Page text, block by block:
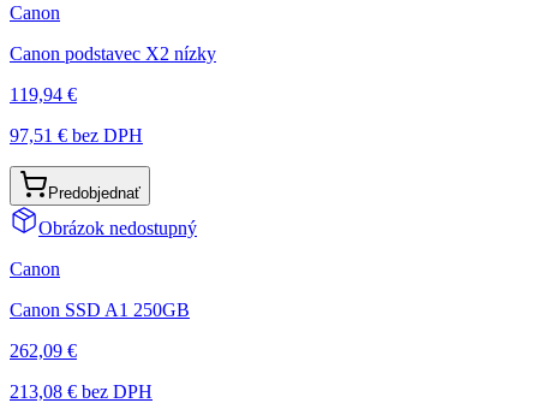
Canon
Canon podstavec X2 nízky
119,94 €
97,51 € bez DPH
Predobjednať
Obrázok nedostupný
Canon
Canon SSD A1 250GB
262,09 €
213,08 € bez DPH